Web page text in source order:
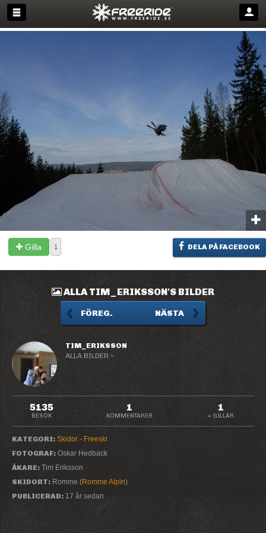
Gilla 1 DELA PÅ FACEBOOK
ALLA TIM_ERIKSSON'S BILDER
FÖREG. NÄSTA
TIM_ERIKSSON
ALLA BILDER ››
5135
BESÖK
1
KOMMENTARER
1
+ GILLAR
KATEGORI: Skidor - Freeski
FOTOGRAF: Oskar Hedback
ÅKARE: Tim Eriksson
SKIDORT: Romme (Romme Alpin)
PUBLICERAD: 17 år sedan